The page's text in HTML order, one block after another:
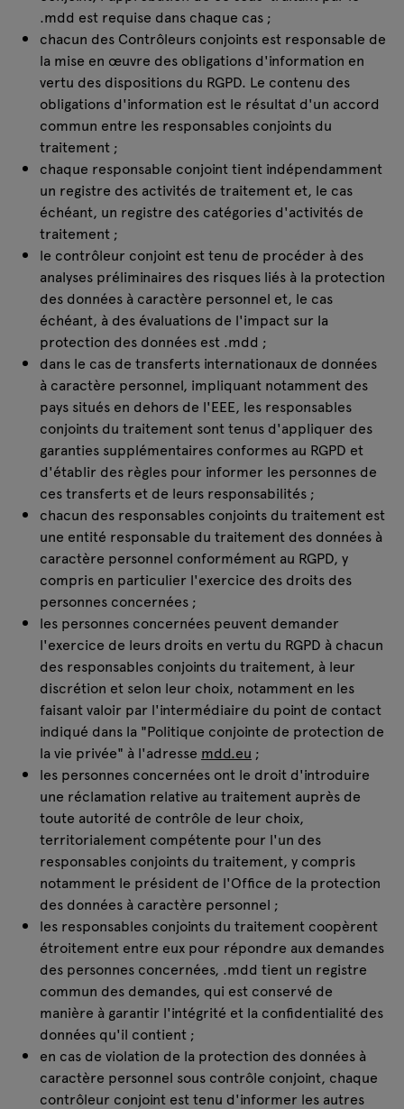
.mdd est requise dans chaque cas ;
chacun des Contrôleurs conjoints est responsable de
la mise en œuvre des obligations d'information en
vertu des dispositions du RGPD. Le contenu des
obligations d'information est le résultat d'un accord
commun entre les responsables conjoints du
traitement ;
chaque responsable conjoint tient indépendamment
un registre des activités de traitement et, le cas
échéant, un registre des catégories d'activités de
traitement ;
le contrôleur conjoint est tenu de procéder à des
analyses préliminaires des risques liés à la protection
des données à caractère personnel et, le cas
échéant, à des évaluations de l'impact sur la
protection des données est .mdd ;
dans le cas de transferts internationaux de données
à caractère personnel, impliquant notamment des
pays situés en dehors de l'EEE, les responsables
conjoints du traitement sont tenus d'appliquer des
garanties supplémentaires conformes au RGPD et
d'établir des règles pour informer les personnes de
ces transferts et de leurs responsabilités ;
chacun des responsables conjoints du traitement est
une entité responsable du traitement des données à
caractère personnel conformément au RGPD, y
compris en particulier l'exercice des droits des
personnes concernées ;
les personnes concernées peuvent demander
l'exercice de leurs droits en vertu du RGPD à chacun
des responsables conjoints du traitement, à leur
discrétion et selon leur choix, notamment en les
faisant valoir par l'intermédiaire du point de contact
indiqué dans la "Politique conjointe de protection de
la vie privée" à l'adresse mdd.eu ;
les personnes concernées ont le droit d'introduire
une réclamation relative au traitement auprès de
toute autorité de contrôle de leur choix,
territorialement compétente pour l'un des
responsables conjoints du traitement, y compris
notamment le président de l'Office de la protection
des données à caractère personnel ;
les responsables conjoints du traitement coopèrent
étroitement entre eux pour répondre aux demandes
des personnes concernées, .mdd tient un registre
commun des demandes, qui est conservé de
manière à garantir l'intégrité et la confidentialité des
données qu'il contient ;
en cas de violation de la protection des données à
caractère personnel sous contrôle conjoint, chaque
contrôleur conjoint est tenu d'informer les autres